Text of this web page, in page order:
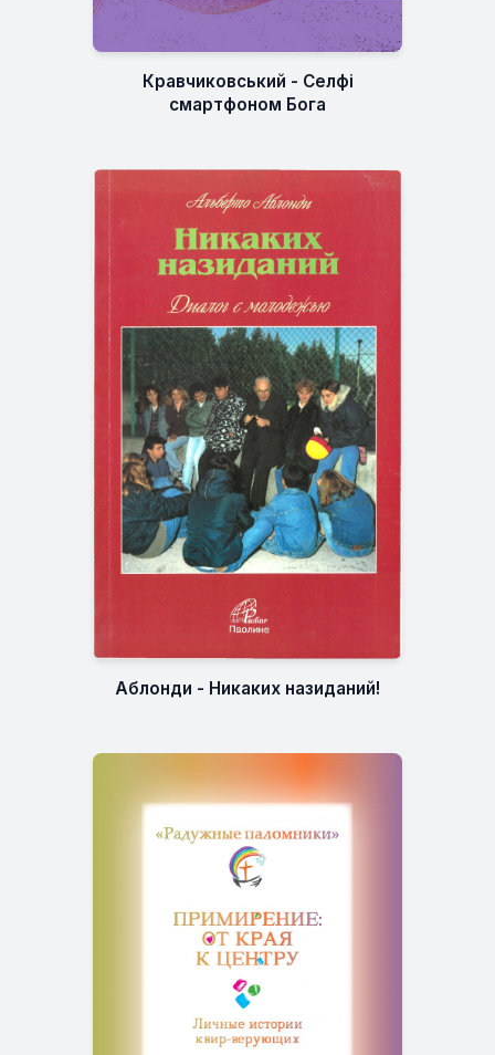
Кравчиковський - Селфі
смартфоном Бога
Аблонди - Никаких назиданий!